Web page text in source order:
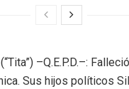
–Q.E.P.D.–:
Sus hijos políticos